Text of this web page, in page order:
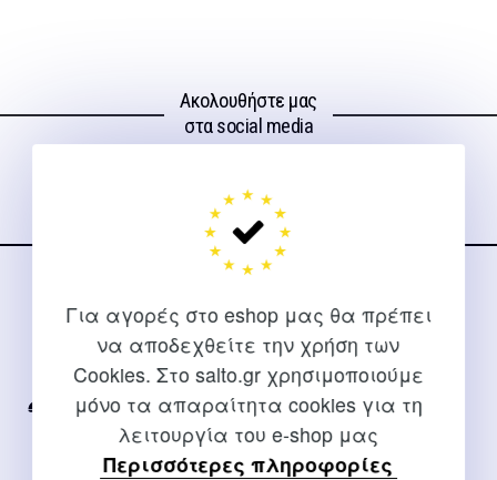
Για αγορές στο eshop μας θα πρέπει
να αποδεχθείτε την χρήση των
Cookies. Στο salto.gr χρησιμοποιούμε
μόνο τα απαραίτητα cookies για τη
λειτουργία του e-shop μας
Περισσότερες πληροφορίες
Ακολουθήστε μας
στα social media
Για διευκρινίσεις και υποστήριξη παραγγελιών μέσω του
Internet
2310 267108
info@salto.gr